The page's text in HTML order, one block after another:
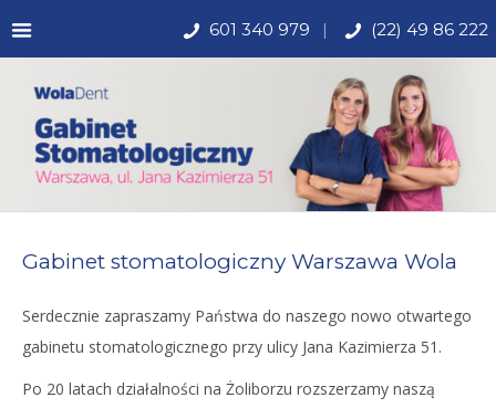
601 340 979 (22) 49 86 222
Gabinet stomatologiczny Warszawa Wola
Serdecznie zapraszamy Państwa do naszego nowo otwartego
gabinetu stomatologicznego przy ulicy Jana Kazimierza 51.
Po 20 latach działalności na Żoliborzu rozszerzamy naszą